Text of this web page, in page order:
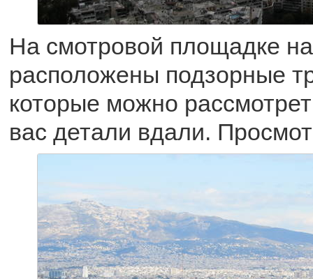
На смотровой площадке
расположены подзорные
которые можно
вас детали вдали.